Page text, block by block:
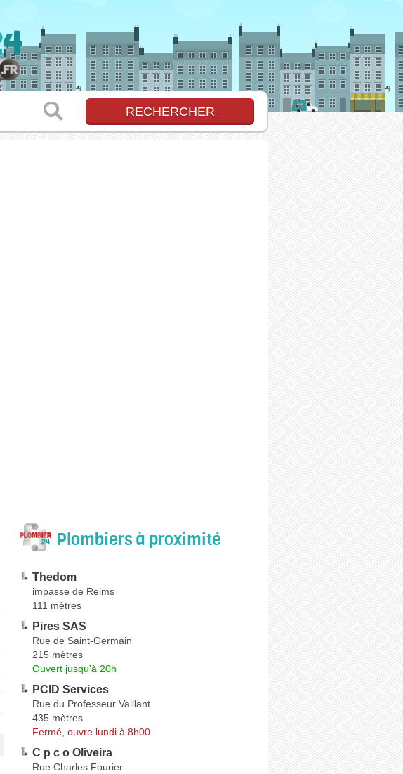
Plombiers à proximité
Thedom
impasse de Reims
111 mètres
Pires SAS
Rue de Saint-Germain
215 mètres
Ouvert jusqu'à 20h
PCID Services
Rue du Professeur Vaillant
435 mètres
Fermé, ouvre lundi à 8h00
C p c o Oliveira
Rue Charles Fourier